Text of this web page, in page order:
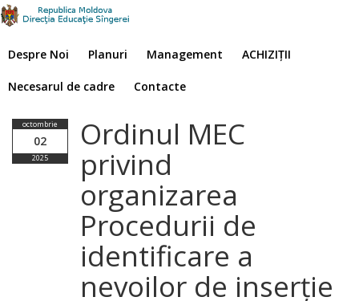
Despre Noi Planuri Management ACHIZIȚII
Necesarul de cadre Contacte
octombrie
02
2025
Ordinul MEC
privind
organizarea
Procedurii de
identificare a
nevoilor de inserție